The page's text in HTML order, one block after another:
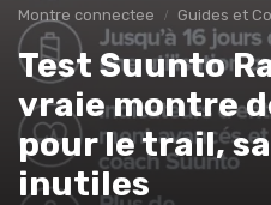
Montre connectee Guides et Conseils
Test Suunto
vraie montre
pour le trail,
inutiles